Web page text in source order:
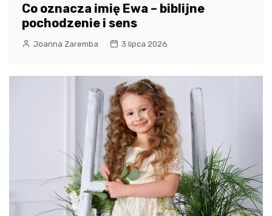
Co oznacza imię Ewa – biblijne
pochodzenie i sens
Joanna Zaremba 3 lipca 2026